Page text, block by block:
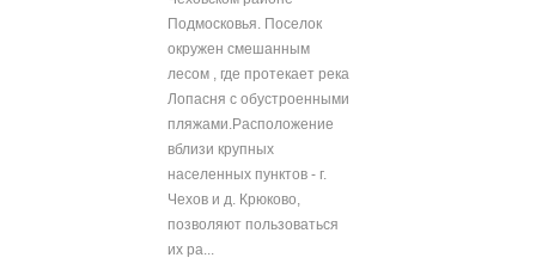
Подмосковья. Поселок
окружен смешанным
лесом , где протекает река
Лопасня с обустроенными
пляжами.Расположение
вблизи крупных
населенных пунктов - г.
Чехов и д. Крюково,
позволяют пользоваться
их ра...